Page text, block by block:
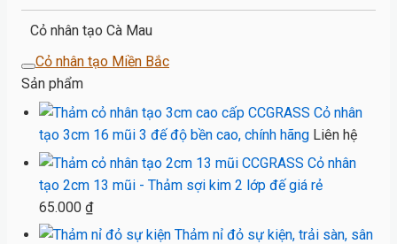
Cỏ nhân tạo Cà Mau
Cỏ nhân tạo Miền Bắc
Sản phẩm
Cỏ nhân
tạo 3cm 16 mũi 3 đế độ bền cao, chính hãng Liên hệ
Cỏ nhân
tạo 2cm 13 mũi - Thảm sợi kim 2 lớp đế giá rẻ
65.000 ₫
Thảm nỉ đỏ sự kiện, trải sàn, sân